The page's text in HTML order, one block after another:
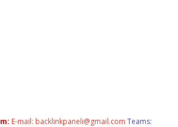
E-mail: backlinkpaneli@gmail.com Teams: